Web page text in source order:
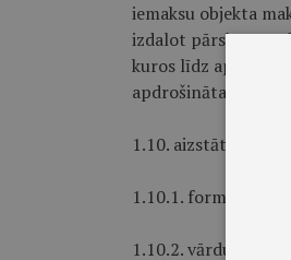
iemaksu objekta
izdalot pārskata
kuros līdz
apdrošinātas
1.10. aizstāt
1.10.1. formulu "Vd
1.10.2. vārdus